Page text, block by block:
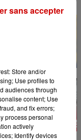
Store and/or
Use profiles to
audiences through
content; Use
and fix errors;
process personal
actively
Identify devices
sans accepter